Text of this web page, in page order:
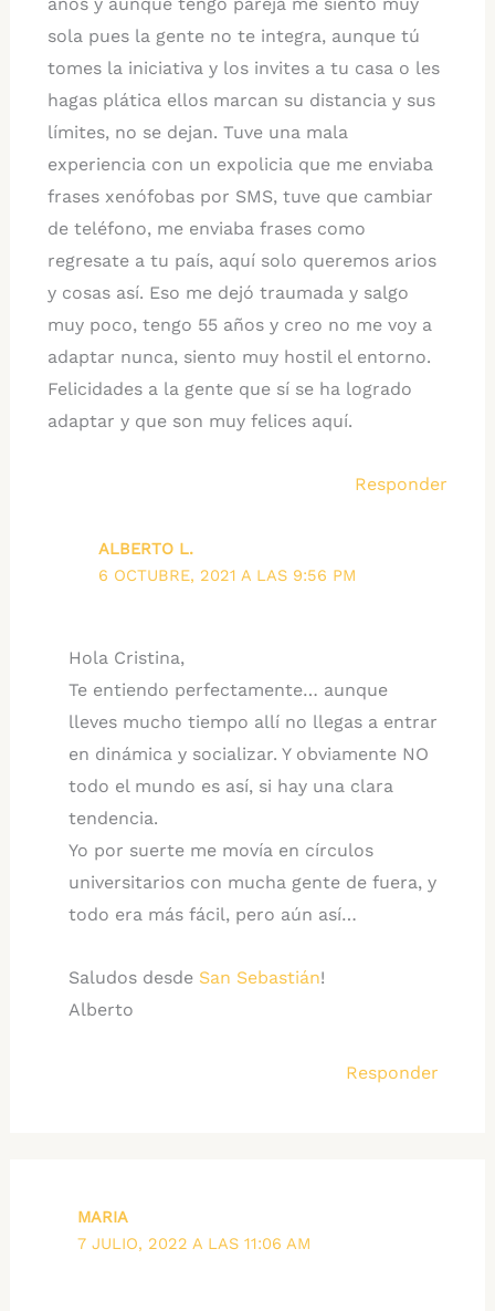
sola pues la gente no te integra, aunque tú
tomes la iniciativa y los invites a tu casa o les
hagas plática ellos marcan su distancia y sus
límites, no se dejan. Tuve una mala
experiencia con un expolicia que me enviaba
frases xenófobas por SMS, tuve que cambiar
de teléfono, me enviaba frases como
regresate a tu país, aquí solo queremos arios
y cosas así. Eso me dejó traumada y salgo
muy poco, tengo 55 años y creo no me voy a
adaptar nunca, siento muy hostil el entorno.
Felicidades a la gente que sí se ha logrado
adaptar y que son muy felices aquí.
Responder
ALBERTO L.
6 OCTUBRE, 2021 A LAS 9:56 PM
Hola Cristina,
Te entiendo perfectamente… aunque
lleves mucho tiempo allí no llegas a entrar
en dinámica y socializar. Y obviamente NO
todo el mundo es así, si hay una clara
tendencia.
Yo por suerte me movía en círculos
universitarios con mucha gente de fuera, y
todo era más fácil, pero aún así…
Saludos desde San Sebastián!
Alberto
Responder
MARIA
7 JULIO, 2022 A LAS 11:06 AM